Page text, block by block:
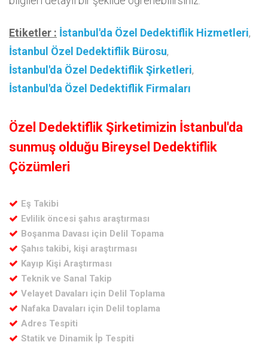
Etiketler : İstanbul'da Özel Dedektiflik Hizmetleri,
İstanbul Özel Dedektiflik Bürosu,
İstanbul'da Özel Dedektiflik Şirketleri,
İstanbul'da Özel Dedektiflik Firmaları
Özel Dedektiflik Şirketimizin İstanbul'da
sunmuş olduğu Bireysel Dedektiflik
Çözümleri
Eş Takibi
Evlilik öncesi şahıs araştırması
Boşanma Davası için Delil Topama
Şahıs takibi, kişi araştırması
Kayıp Kişi Araştırması
Teknik ve Sanal Takip
Velayet Davaları için Delil Toplama
Nafaka Davaları için Delil toplama
Adres Tespiti
Statik ve Dinamik İp Tespiti